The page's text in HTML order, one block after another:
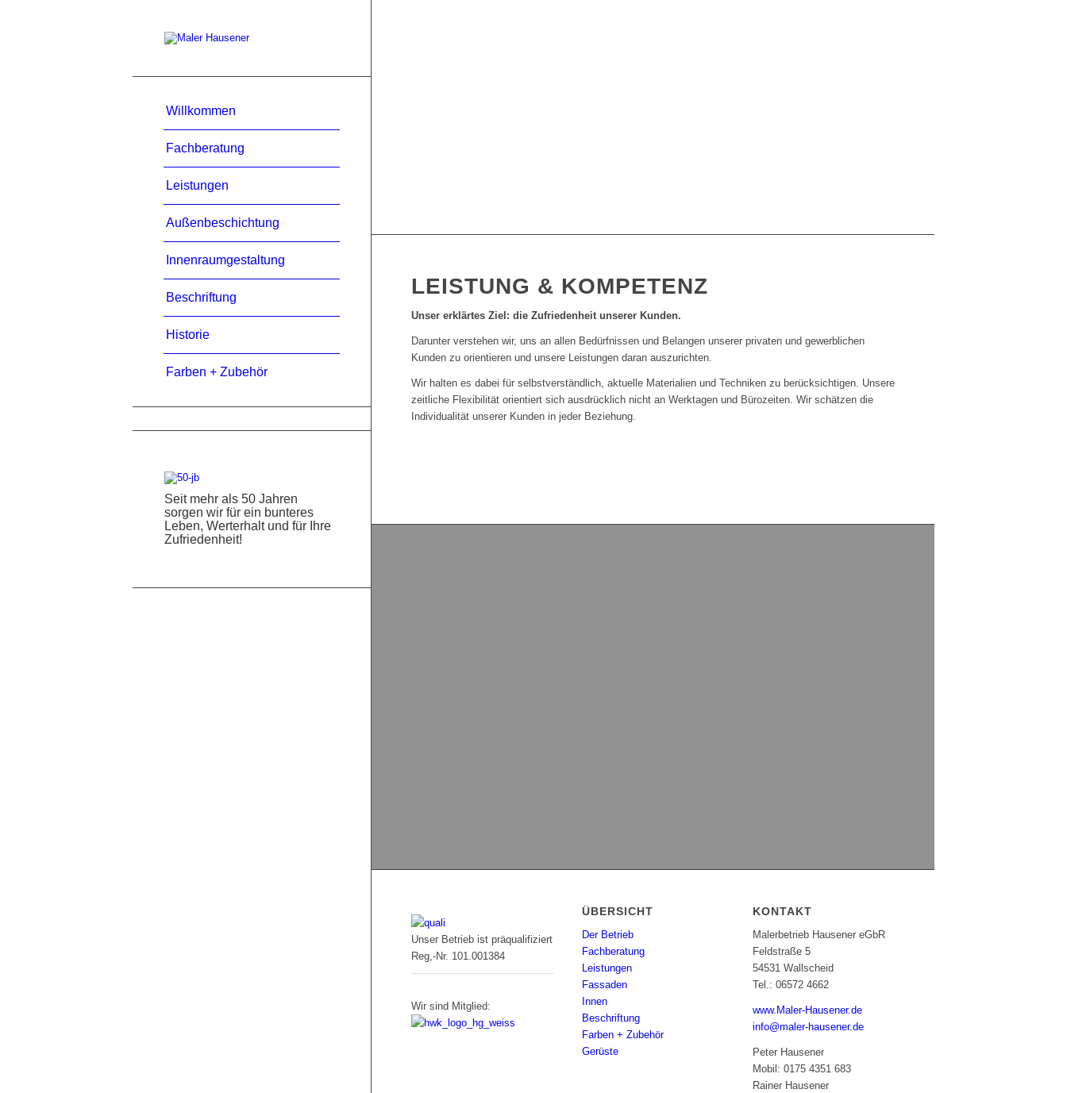
Willkommen
Fachberatung
Leistungen
Außenbeschichtung
Innenraumgestaltung
Beschriftung
Historie
Farben + Zubehör
Seit mehr als 50 Jahren
sorgen wir für ein bunteres
Leben, Werterhalt und für Ihre
Zufriedenheit!
LEISTUNG & KOMPETENZ
Unser erklärtes Ziel: die Zufriedenheit unserer Kunden.
Darunter verstehen wir, uns an allen Bedürfnissen und Belangen unserer privaten und gewerblichen
Kunden zu orientieren und unsere Leistungen daran auszurichten.
Wir halten es dabei für selbstverständlich, aktuelle Materialien und Techniken zu berücksichtigen. Unsere
zeitliche Flexibilität orientiert sich ausdrücklich nicht an Werktagen und Bürozeiten. Wir schätzen die
Individualität unserer Kunden in jeder Beziehung.
Unser Betrieb ist präqualifiziert
Reg,-Nr. 101.001384
Wir sind Mitglied:
ÜBERSICHT
Der Betrieb
Fachberatung
Leistungen
Fassaden
Innen
Beschriftung
Farben + Zubehör
Gerüste
KONTAKT
Malerbetrieb Hausener eGbR
Feldstraße 5
54531 Wallscheid
Tel.: 06572 4662
www.Maler-Hausener.de
info@maler-hausener.de
Peter Hausener
Mobil: 0175 4351 683
Rainer Hausener